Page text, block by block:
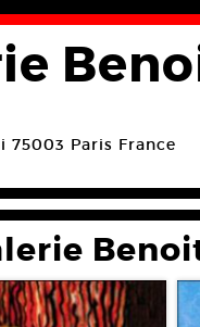
75003 Paris France